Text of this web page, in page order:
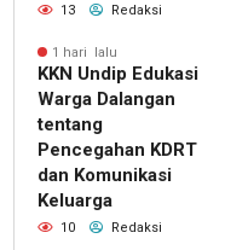
13 Redaksi
1 hari lalu
KKN Undip Edukasi
Warga Dalangan
tentang
Pencegahan KDRT
dan Komunikasi
Keluarga
10 Redaksi